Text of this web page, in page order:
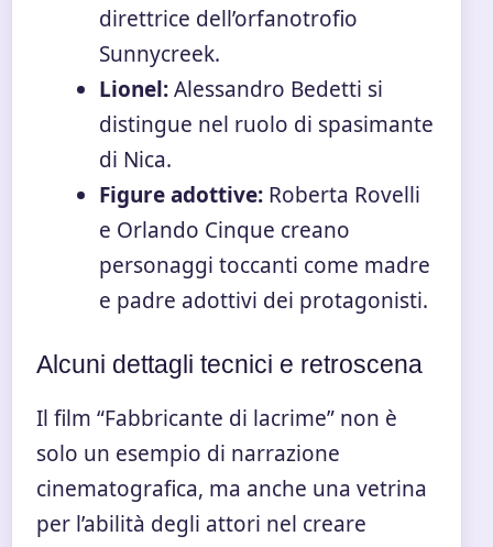
direttrice dell’orfanotrofio
Sunnycreek.
Lionel:Alessandro Bedetti si
distingue nel ruolo di spasimante
di Nica.
Figure adottive: Roberta Rovelli
e Orlando Cinque creano
personaggi toccanti come madre
e padre adottivi dei protagonisti.
Alcuni dettagli tecnici e retroscena
Il film “Fabbricante di lacrime” non è
solo un esempio di narrazione
cinematografica, ma anche una vetrina
per l’abilità degli attori nel creare